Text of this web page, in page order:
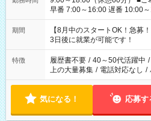
早番 7:00～16:00 遅番 10:00～
と休みを合わせたい」 「余裕
「できれば残業はしたくない
ね。 ※Wワーク希望の方へ 今ご覧のお仕事で希望する勤務時間
と、もう1つのお仕事の勤務
合は応募できません。
期間
【8月中のスタートOK！急
3日後に就業が可能です！
特徴 履歴書不要 / 40～50代活躍中 /
上の大量募集 / 電話対応なし /
気になる！ 応募す